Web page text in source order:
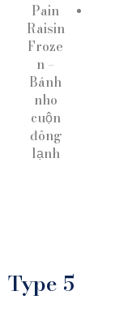
Pain
Raisin
Froze
n –
Bánh
nho
cuộn
đông
lạnh
Type 5